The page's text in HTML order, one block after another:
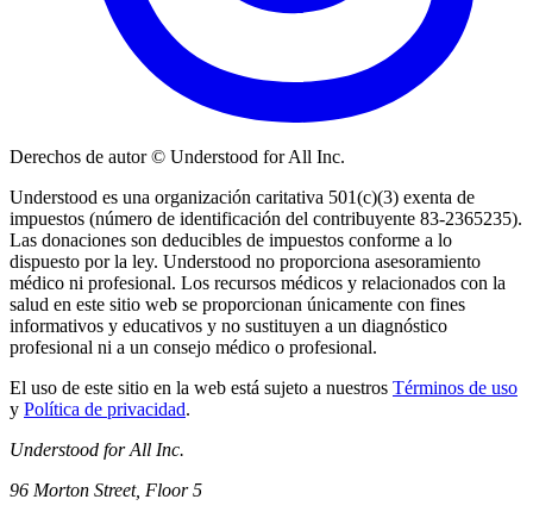
Derechos de autor © Understood for All Inc.
Understood es una organización caritativa 501(c)(3) exenta de
impuestos (número de identificación del contribuyente 83-2365235).
Las donaciones son deducibles de impuestos conforme a lo
dispuesto por la ley. Understood no proporciona asesoramiento
médico ni profesional. Los recursos médicos y relacionados con la
salud en este sitio web se proporcionan únicamente con fines
informativos y educativos y no sustituyen a un diagnóstico
profesional ni a un consejo médico o profesional.
El uso de este sitio en la web está sujeto a nuestros Términos de uso
y Política de privacidad.
Understood for All Inc.
96 Morton Street, Floor 5